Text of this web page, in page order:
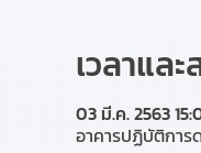
เวลาแล
03 มี.ค. 2563
อาคารปฏิบัติการ